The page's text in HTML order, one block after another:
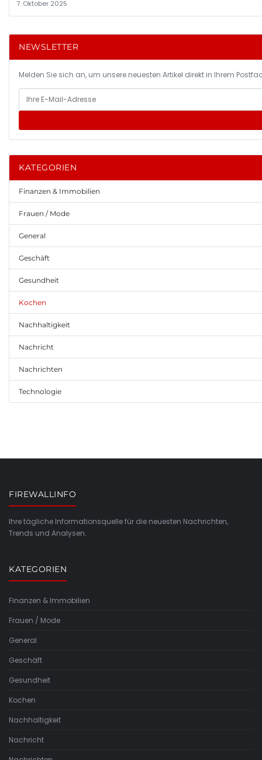
7. Oktober 2025
NEWSLETTER
Melden Sie sich an, um unsere neuesten Artikel direkt in Ihrem
KATEGORIEN
Finanzen & Immobilien
Frauen / Mode
General
Geschäft
Gesundheit
Kochen
Nachhaltigkeit
Nachricht
Nachrichten
Technologie
FIREWALLINFO
Ihre tägliche Informationsquelle für die neuesten Nachrichten,
Trends und Analysen.
KATEGORIEN
Finanzen & Immobilien
Frauen / Mode
General
Geschäft
Gesundheit
Kochen
Nachhaltigkeit
Nachricht